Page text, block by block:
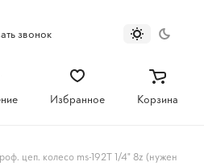
звонок
Избранное Корзина
цеп. колесо ms-192Т 1/4" 8z (нужен